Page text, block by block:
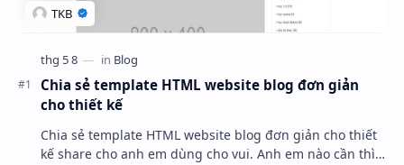
Chia sẻ template HTML website blog đơn giản
cho thiết kế
Chia sẻ template HTML website blog đơn giản cho thiết
kế share cho anh em dùng cho vui. Anh em nào cần thì